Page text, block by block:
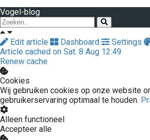
Vogel-blog
Edit article Dashboard Settings
Article cached on Sat. 8 Aug 12:49
Renew cache
Cookies
Wij gebruiken cookies op onze website
gebruikerservaring optimaal te houden.
Alleen functioneel
Accepteer alle